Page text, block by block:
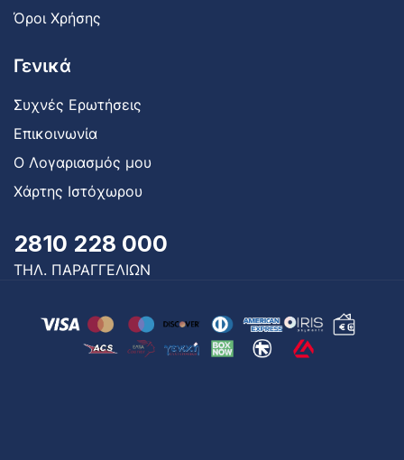
Όροι Χρήσης
Γενικά
Συχνές Ερωτήσεις
Επικοινωνία
Ο Λογαριασμός μου
Χάρτης Ιστόχωρου
2810 228 000
ΤΗΛ. ΠΑΡΑΓΓΕΛΙΩΝ